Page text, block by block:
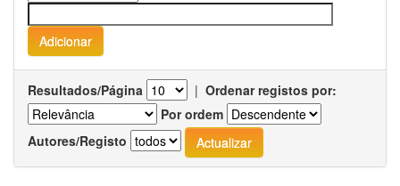
Resultados/Página | Ordenar registos por:
Por ordem
Autores/Registo